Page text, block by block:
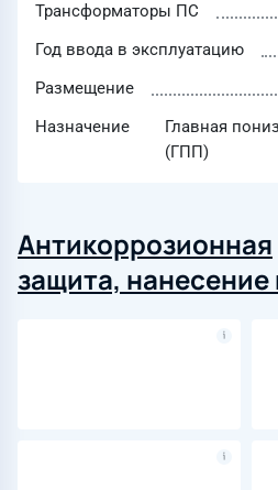
Трансформаторы ПС
Год ввода в эксплуатацию
Размещение
Назначение
Главная
(ГПП)
Антикоррозионная
защита,